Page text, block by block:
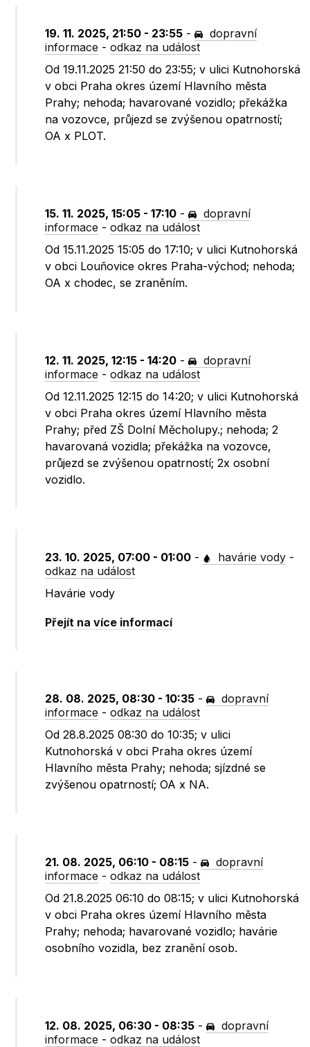
19. 11. 2025, 21:50 - 23:55 -
dopravní
informace -odkaz na událost
Od 19.11.2025 21:50 do 23:55; v ulici Kutnohorská
v obci Praha okres území Hlavního města
Prahy; nehoda; havarované vozidlo; překážka
na vozovce, průjezd se zvýšenou opatrností;
OA x PLOT.
15. 11. 2025, 15:05 - 17:10 -
dopravní
informace -odkaz na událost
Od 15.11.2025 15:05 do 17:10; v ulici Kutnohorská
v obci Louňovice okres Praha-východ; nehoda;
OA x chodec, se zraněním.
12. 11. 2025, 12:15 - 14:20 -
dopravní
informace -odkaz na událost
Od 12.11.2025 12:15 do 14:20; v ulici Kutnohorská
v obci Praha okres území Hlavního města
Prahy; před ZŠ Dolní Měcholupy.; nehoda; 2
havarovaná vozidla; překážka na vozovce,
průjezd se zvýšenou opatrností; 2x osobní
vozidlo.
23. 10. 2025, 07:00 - 01:00 - havárie vody -
odkaz na událost
Havárie vody
Přejít na více informací
28. 08. 2025, 08:30 - 10:35 -
dopravní
informace -odkaz na událost
Od 28.8.2025 08:30 do 10:35; v ulici
Kutnohorská v obci Praha okres území
Hlavního města Prahy; nehoda; sjízdné se
zvýšenou opatrností; OA x NA.
21. 08. 2025, 06:10 - 08:15 -
dopravní
informace -odkaz na událost
Od 21.8.2025 06:10 do 08:15; v ulici Kutnohorská
v obci Praha okres území Hlavního města
Prahy; nehoda; havarované vozidlo; havárie
osobního vozidla, bez zranění osob.
12. 08. 2025, 06:30 - 08:35 -
dopravní
informace -odkaz na událost